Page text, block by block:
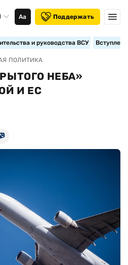
Аа Поддержать
и руководства ВСУ
ПОЛИТИКА
НЕБА»
И ЕС